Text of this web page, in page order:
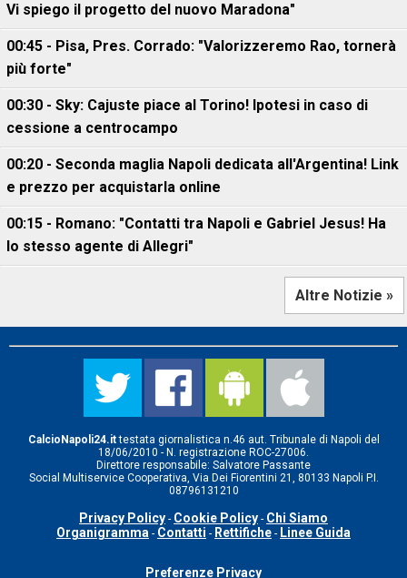
Vi spiego il progetto del nuovo Maradona"
00:45 - Pisa, Pres. Corrado: "Valorizzeremo Rao, tornerà
più forte"
00:30 - Sky: Cajuste piace al Torino! Ipotesi in caso di
cessione a centrocampo
00:20 - Seconda maglia Napoli dedicata all'Argentina! Link
e prezzo per acquistarla online
00:15 - Romano: "Contatti tra Napoli e Gabriel Jesus! Ha
lo stesso agente di Allegri"
Altre Notizie »
CalcioNapoli24.ittestata giornalistica n.46 aut. Tribunale di Napoli del
18/06/2010 - N. registrazione ROC-27006.
Direttore responsabile: Salvatore Passante
Social Multiservice Cooperativa, Via Dei Fiorentini 21, 80133 Napoli P.I.
08796131210
Privacy Policy - Cookie Policy - Chi Siamo
Organigramma - Contatti - Rettifiche - Linee Guida
Preferenze Privacy